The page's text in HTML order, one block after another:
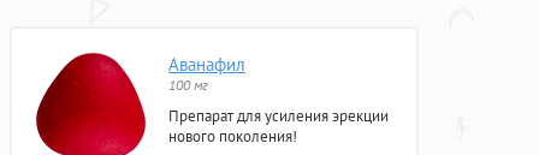
Аванафил
100 мг
Препарат для усиления эрекции
нового поколения!